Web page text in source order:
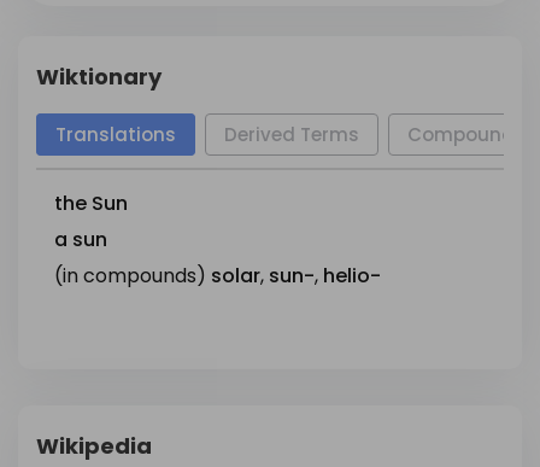
Wiktionary
Translations Derived Terms Compounds
the Sun
a sun
(in compounds) solar, sun-, helio-
Wikipedia